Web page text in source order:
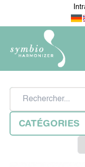
CATÉGORIES